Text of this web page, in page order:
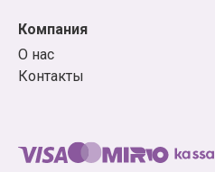
Компания
О нас
Контакты